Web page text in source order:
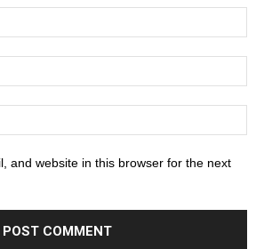
and website in this browser for the next